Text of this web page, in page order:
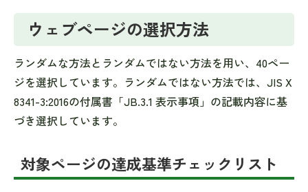
ウェブページの選択方法
ランダムな方法とランダムではない方法を用い、40ペー
ジを選択しています。ランダムではない方法では、JIS X
8341-3:2016の付属書「JB.3.1 表示事項」の記載内容に基
づき選択しています。
対象ページの達成基準チェックリスト